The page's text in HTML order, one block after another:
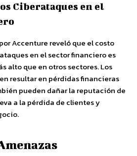
Ciberataques en el
Accenture reveló que el costo
en el sector financiero es
alto que en otros sectores. Los
resultar en pérdidas financieras
pueden dañar la reputación de
a la pérdida de clientes y